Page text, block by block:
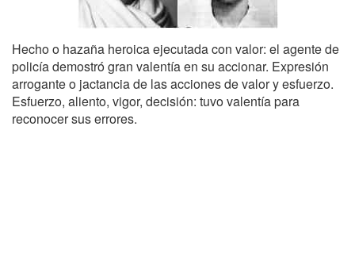
Hecho o hazaña heroica ejecutada con valor: el agente de
policía demostró gran valentía en su accionar. Expresión
arrogante o jactancia de las acciones de valor y esfuerzo.
Esfuerzo, aliento, vigor, decisión: tuvo valentía para
reconocer sus errores.